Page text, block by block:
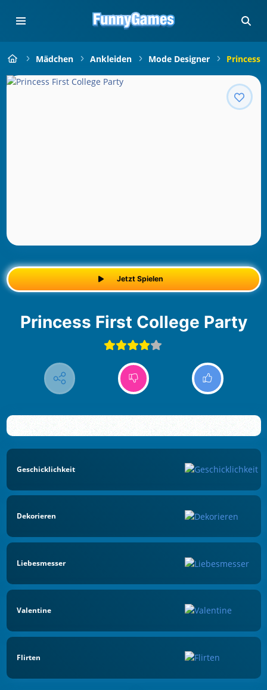
Mädchen Ankleiden Mode Designer Princess
Jetzt Spielen
Princess First College Party
Geschicklichkeit
Dekorieren
Liebesmesser
Valentine
Flirten